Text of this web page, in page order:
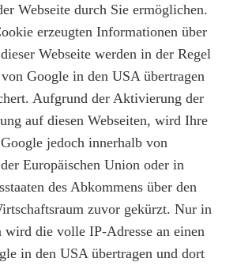
Webseite durch Sie ermöglichen.
erzeugten Informationen über
Webseite werden in der Regel
Google in den USA übertragen
Aufgrund der Aktivierung der
auf diesen Webseiten, wird Ihre
jedoch innerhalb von
Europäischen Union oder in
des Abkommens über den
zuvor gekürzt. Nur in
wird die volle IP-Adresse an einen
in den USA übertragen und dort